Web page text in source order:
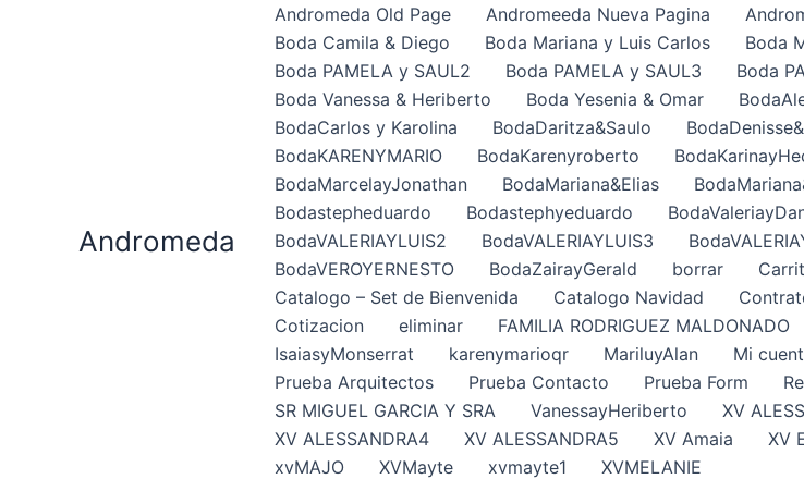
Andromeda
Andromeda Old Page Andromeeda Nueva Pagina
Boda Camila & Diego
Boda Mariana y Luis Carlos Boda
Boda PAMELA y SAUL2
Boda PAMELA y SAUL3 Boda
Boda Vanessa & Heriberto
Boda Yesenia & Omar
BodaCarlos y Karolina
BodaDaritza&Saulo
BodaKARENYMARIO
BodaKarenyroberto
BodaMarcelayJonathan
BodaMariana&Elias
Bodastepheduardo
Bodastephyeduardo
BodaVALERIAYLUIS2
BodaVALERIAYLUIS3
BodaVEROYERNESTO
BodaZairayGerald borrar
Catalogo – Set de Bienvenida
Catalogo Navidad
Cotizacion
eliminar FAMILIA RODRIGUEZ MALDONADO
IsaiasyMonserrat
karenymarioqr MariluyAlan Mi
Prueba Arquitectos
Prueba Contacto Prueba Form
SR MIGUEL GARCIA Y SRA
VanessayHeriberto XV
XV ALESSANDRA4
XV ALESSANDRA5 XV Amaia XV
xvMAJO
XVMayte xvmayte1 XVMELANIE